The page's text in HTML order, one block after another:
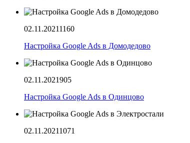
02.11.20211160
Настройка Google Ads в Домодедово
02.11.2021905
Настройка Google Ads в Одинцово
02.11.20211071